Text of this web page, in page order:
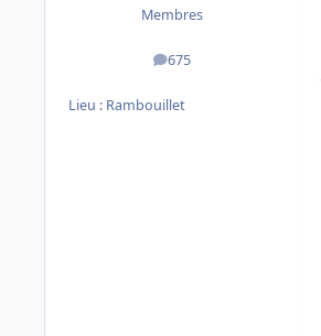
Membres
675
messages
Lieu : Rambouillet